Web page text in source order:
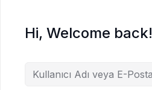
Hi, Welcome back!